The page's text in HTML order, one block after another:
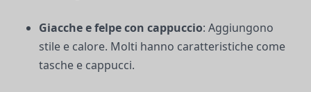
Giacche e felpe con cappuccio: Aggiungono
stile e calore. Molti hanno caratteristiche come
tasche e cappucci.